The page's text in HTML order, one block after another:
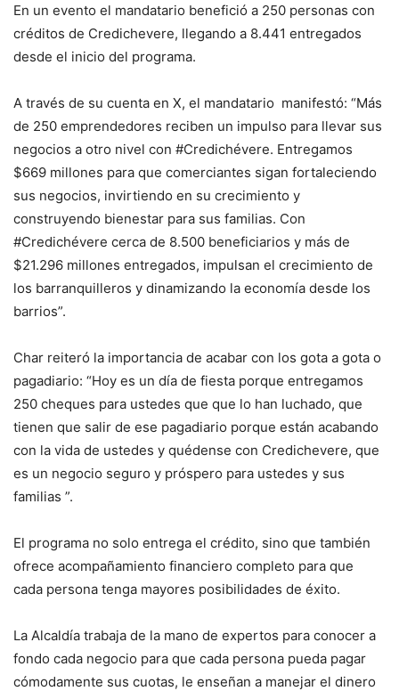
En un evento el mandatario benefició a 250 personas con
créditos de Credichevere, llegando a 8.441 entregados
desde el inicio del programa.
A través de su cuenta en X, el mandatario manifestó: “Más
de 250 emprendedores reciben un impulso para llevar sus
negocios a otro nivel con #Credichévere. Entregamos
$669 millones para que comerciantes sigan fortaleciendo
sus negocios, invirtiendo en su crecimiento y
construyendo bienestar para sus familias. Con
#Credichévere cerca de 8.500 beneficiarios y más de
$21.296 millones entregados, impulsan el crecimiento de
los barranquilleros y dinamizando la economía desde los
barrios”.
Char reiteró la importancia de acabar con los gota a gota o
pagadiario: “Hoy es un día de fiesta porque entregamos
250 cheques para ustedes que que lo han luchado, que
tienen que salir de ese pagadiario porque están acabando
con la vida de ustedes y quédense con Credichevere, que
es un negocio seguro y próspero para ustedes y sus
familias ”.
El programa no solo entrega el crédito, sino que también
ofrece acompañamiento financiero completo para que
cada persona tenga mayores posibilidades de éxito.
La Alcaldía trabaja de la mano de expertos para conocer a
fondo cada negocio para que cada persona pueda pagar
cómodamente sus cuotas, le enseñan a manejar el dinero